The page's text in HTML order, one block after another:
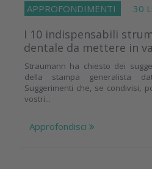
APPROFONDIMENTI 30
I 10 indispensabili
dentale da mettere in
Straumann ha chiesto dei
della stampa generalista
Suggerimenti che, se condivisi,
vostri...
Approfondisci